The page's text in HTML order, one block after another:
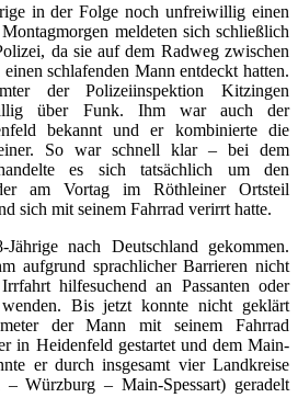
in der Folge noch unfreiwillig einen
meldeten sich schließlich
da sie auf dem Radweg zwischen
schlafenden Mann entdeckt hatten.
der Polizeiinspektion Kitzingen
über Funk. Ihm war auch der
bekannt und er kombinierte die
So war schnell klar – bei dem
es sich tatsächlich um den
am Vortag im Röthleiner Ortsteil
sich mit seinem Fahrrad verirrt hatte.
nach Deutschland gekommen.
aufgrund sprachlicher Barrieren nicht
hilfesuchend an Passanten oder
Bis jetzt konnte nicht geklärt
der Mann mit seinem Fahrrad
in Heidenfeld gestartet und dem Main-
er durch insgesamt vier Landkreise
Würzburg – Main-Spessart) geradelt